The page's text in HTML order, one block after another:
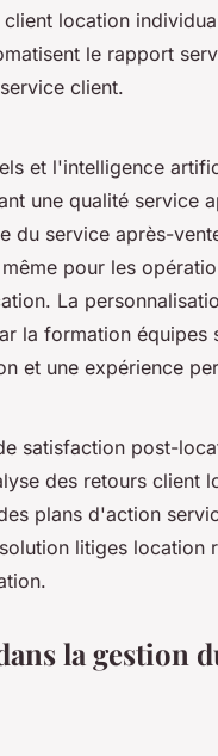
location
le rapport
client.
et l'intelligence
une qualité service
du service après-
pour les
La
la formation équipes
et une expérience
satisfaction post-
des retours client
plans d'action
litiges location
la gestion